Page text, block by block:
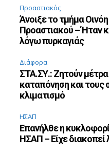
Προαστιακός
Άνοιξε το τμήμα
Προαστιακού – Ήταν
λόγω πυρκαγιάς
Διάφορα
ΣΤΑ.ΣΥ.: Ζητούν μέτρα
καταπόνηση και τους
κλιματισμό
ΗΣΑΠ
Επανήλθε η
ΗΣΑΠ – Είχε